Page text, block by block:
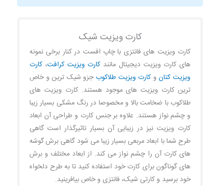
کارت ویزیت شیک
کارت ویزیت های فانتزی با چاپ افست در کنار برخی نمونه
های کارت ویزیت دیجیتال مانند کارت ویزیت کرافت، کارت
ویزیت کتانو کارت ویزیت طلاکوب جزو شیک ترین و خاص
ترین کارت ویزیت های موجود هستند. کارت ویزیت های
طلاکوب با ضخامت بالا و مخصوصا در رنگ مشکی بسیار زیبا
و چشم نواز هستند. علاوه بر جنس کارت و طراحی آن ابعاد
کارت ویزیت نیز در زیبایی آن بسیار تاثیرگذار است گاهی
طرح شما با ابعاد مربعی بسیار زیبا می شود گاهی برش گوشه
های کارت آن را چشم نواز می کند. از ابعاد مختلف و برش
های گوناگون برای کارت خود استفاده کنید تا به طرح دلخواه
خود برسید و کارتی شیک، فانتزی و خاص بیافرینید.